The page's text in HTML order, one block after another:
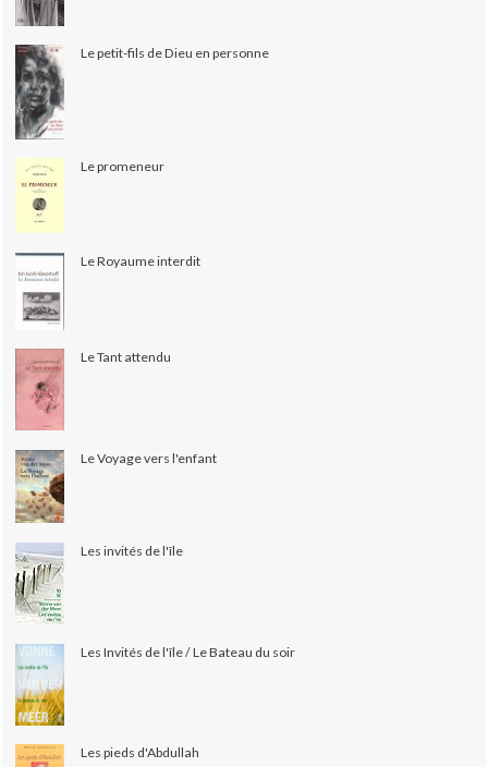
Le petit-fils de Dieu en personne
Le promeneur
Le Royaume interdit
Le Tant attendu
Le Voyage vers l'enfant
Les invités de l'île
Les Invités de l'île / Le Bateau du soir
Les pieds d'Abdullah